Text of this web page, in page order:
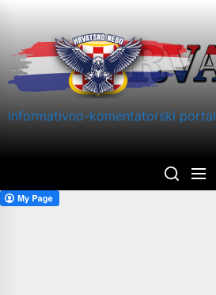
content
Informativno-komentatorski portal